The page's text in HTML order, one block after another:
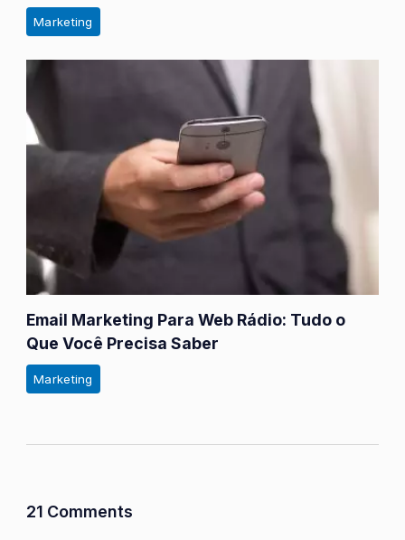
Marketing
Email Marketing Para Web Rádio: Tudo o
Que Você Precisa Saber
Marketing
21 Comments